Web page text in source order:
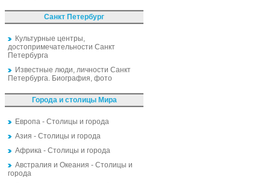
Санкт Петербург
Культурные центры,
достопримечательности Санкт
Петербурга
Известные люди, личности Санкт
Петербурга. Биография, фото
Города и столицы Мира
Европа - Столицы и города
Азия - Столицы и города
Африка - Столицы и города
Австралия и Океания - Столицы и
города